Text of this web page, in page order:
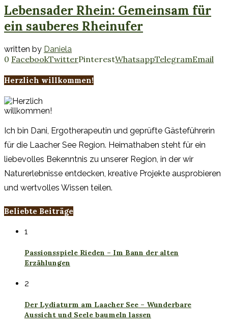
Lebensader Rhein: Gemeinsam für
ein sauberes Rheinufer
written by Daniela
0 FacebookTwitterPinterestWhatsappTelegramEmail
Herzlich willkommen!
Ich bin Dani, Ergotherapeutin und geprüfte Gästeführerin
für die Laacher See Region. Heimathaben steht für ein
liebevolles Bekenntnis zu unserer Region, in der wir
Naturerlebnisse entdecken, kreative Projekte ausprobieren
und wertvolles Wissen teilen.
Beliebte Beiträge
1
Passionsspiele Rieden – Im Bann der alten
Erzählungen
2
Der Lydiaturm am Laacher See – Wunderbare
Aussicht und Seele baumeln lassen